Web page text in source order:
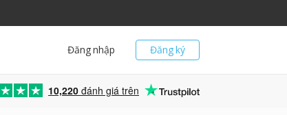
Đăng ký
Đăng nhập
10,220 đánh giá trên